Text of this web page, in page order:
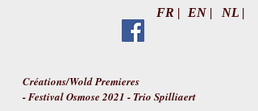
FR | EN | NL |
Créations/Wold Premieres
- Festival Osmose 2021 - Trio Spilliaert